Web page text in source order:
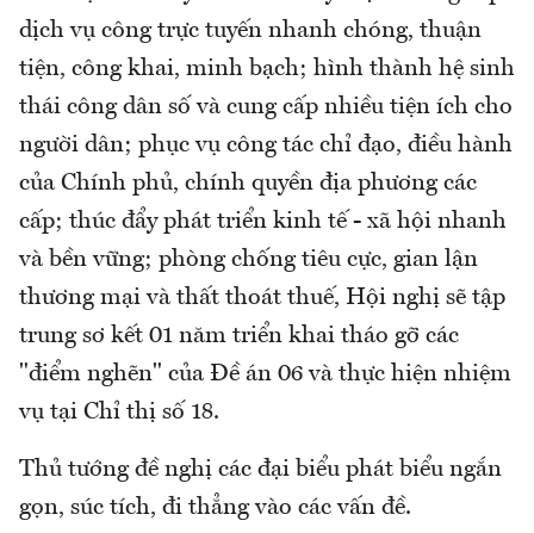
dịch vụ công trực tuyến nhanh chóng, thuận
tiện, công khai, minh bạch; hình thành hệ sinh
thái công dân số và cung cấp nhiều tiện ích cho
người dân; phục vụ công tác chỉ đạo, điều hành
của Chính phủ, chính quyền địa phương các
cấp; thúc đẩy phát triển kinh tế - xã hội nhanh
và bền vững; phòng chống tiêu cực, gian lận
thương mại và thất thoát thuế, Hội nghị sẽ tập
trung sơ kết 01 năm triển khai tháo gỡ các
"điểm nghẽn" của Đề án 06 và thực hiện nhiệm
vụ tại Chỉ thị số 18.
Thủ tướng đề nghị các đại biểu phát biểu ngắn
gọn, súc tích, đi thẳng vào các vấn đề.